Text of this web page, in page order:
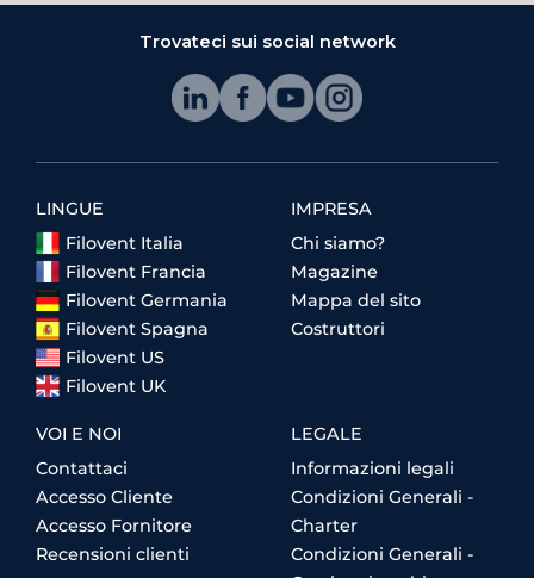
Trovateci sui social network
LINGUE
Filovent Italia
Filovent Francia
Filovent Germania
Filovent Spagna
Filovent US
Filovent UK
IMPRESA
Chi siamo?
Magazine
Mappa del sito
Costruttori
VOI E NOI
Contattaci
Accesso Cliente
Accesso Fornitore
Recensioni clienti
LEGALE
Informazioni legali
Condizioni Generali -
Charter
Condizioni Generali -